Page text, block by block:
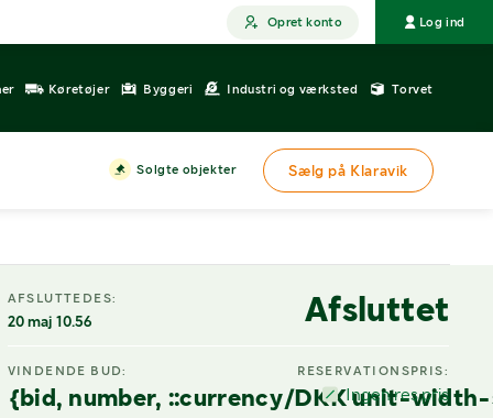
Opret konto Log ind
Køretøjer Byggeri Industri og værksted Torvet
Solgte objekter Sælg på Klaravik
AFSLUTTEDES:
20 maj 10.56 Afsluttet
VINDENDE BUD:
{bid, number, ::currency/DKK unit-
RESERVATIONSPRIS:
Ingen res.pris